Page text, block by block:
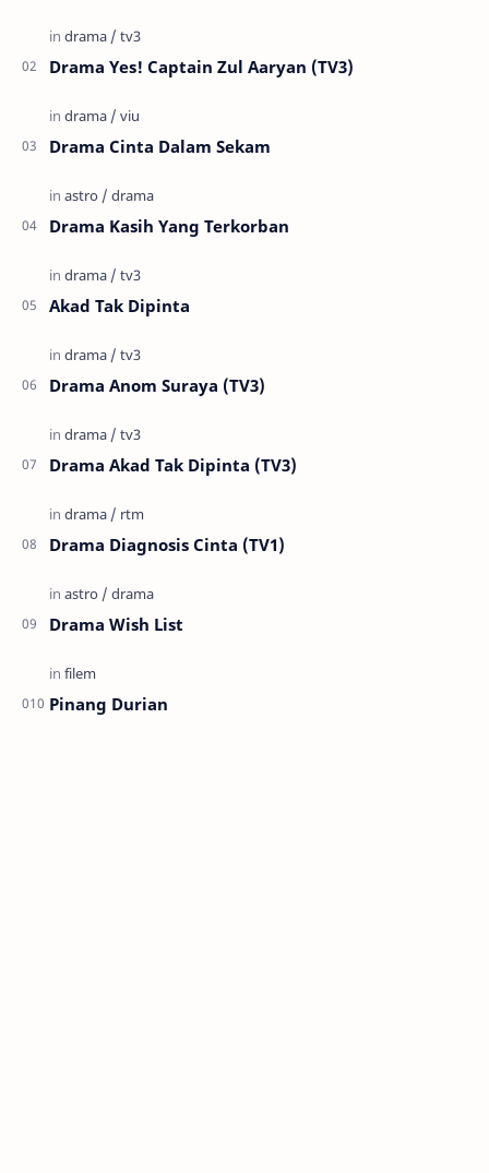
Drama Yes! Captain Zul Aaryan (TV3)
Drama Cinta Dalam Sekam
Drama Kasih Yang Terkorban
Akad Tak Dipinta
Drama Anom Suraya (TV3)
Drama Akad Tak Dipinta (TV3)
Drama Diagnosis Cinta (TV1)
Drama Wish List
Pinang Durian